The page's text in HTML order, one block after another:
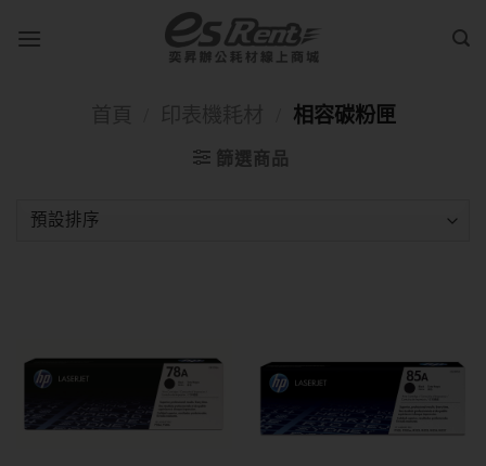
相容碳粉匣
篩選商品